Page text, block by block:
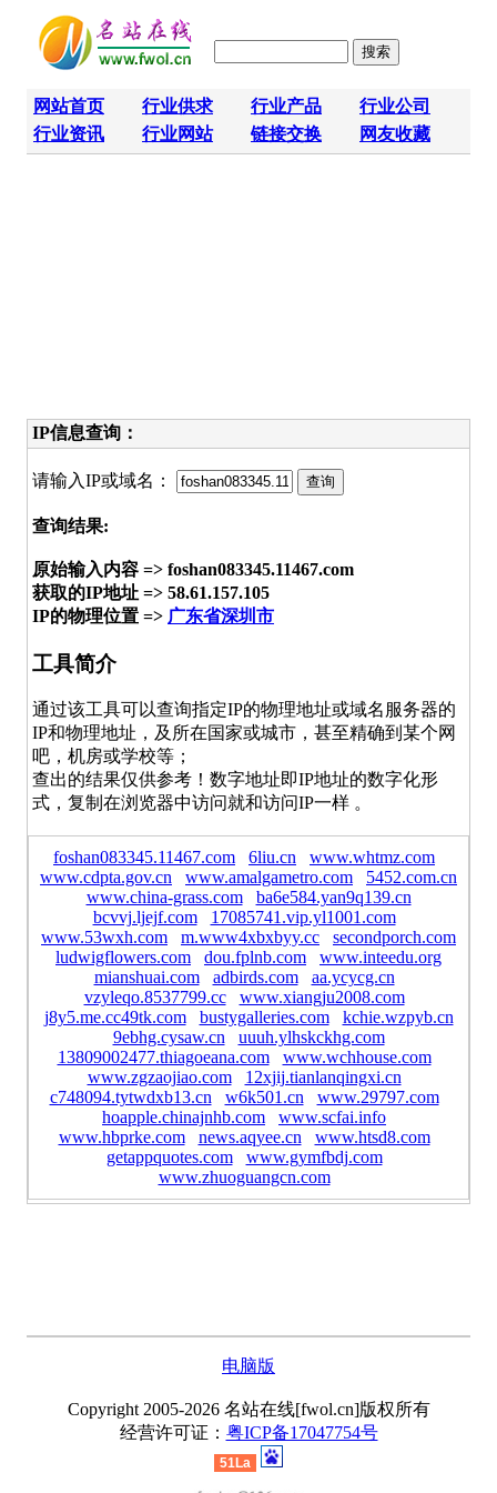
网站首页 行业供求 行业产品
行业公司
行业资讯
行业网站 链接交换 网友收藏
IP信息查询：
请输入IP或域名：
查询结果:
原始输入内容 => foshan083345.11467.com
获取的IP地址 => 58.61.157.105
IP的物理位置 => 广东省深圳市
工具简介
通过该工具可以查询指定IP的物理地址或域名服务器的
IP和物理地址，及所在国家或城市，甚至精确到某个网
吧，机房或学校等；
查出的结果仅供参考！数字地址即IP地址的数字化形
式，复制在浏览器中访问就和访问IP一样 。
foshan083345.11467.com 6liu.cn
www.whtmz.com
www.cdpta.gov.cn
www.amalgametro.com
5452.com.cn
www.china-grass.com
ba6e584.yan9q139.cn
bcvvj.ljejf.com
17085741.vip.yl1001.com
www.53wxh.com
m.www4xbxbyy.cc
secondporch.com
ludwigflowers.com
dou.fplnb.com
www.inteedu.org
mianshuai.com
adbirds.com
aa.ycycg.cn
vzyleqo.8537799.cc
www.xiangju2008.com
j8y5.me.cc49tk.com
bustygalleries.com
kchie.wzpyb.cn
9ebhg.cysaw.cn
uuuh.ylhskckhg.com
13809002477.thiagoeana.com
www.wchhouse.com
www.zgzaojiao.com
12xjij.tianlanqingxi.cn
c748094.tytwdxb13.cn
w6k501.cn
www.29797.com
hoapple.chinajnhb.com
www.scfai.info
www.hbprke.com
news.aqyee.cn
www.htsd8.com
getappquotes.com
www.gymfbdj.com
www.zhuoguangcn.com
电脑版
Copyright 2005-2026 名站在线[fwol.cn]版权所有
经营许可证： 粤ICP备17047754号
51La